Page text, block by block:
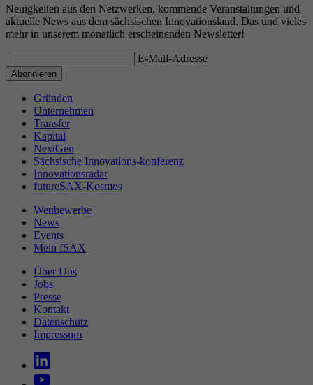
Neuigkeiten aus den Netzwerken, kommende Veranstaltungen und
aktuelle News aus dem sächsischen Innovationsland. Das und vieles
mehr in unserem monatlich erscheinenden Newsletter!
E-Mail-Adresse
Gründen
Unternehmen
Transfer
Kapital
NextGen
Sächsische Innovations-konferenz
Innovationsradar
futureSAX-Kosmos
Wettbewerbe
News
Events
Mein fSAX
Über Uns
Jobs
Presse
Kontakt
Datenschutz
Impressum